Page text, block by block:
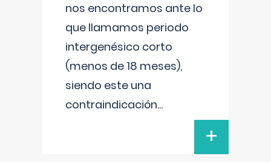
nos encontramos ante lo
que llamamos periodo
intergenésico corto
(menos de 18 meses),
siendo este una
contraindicación...
+